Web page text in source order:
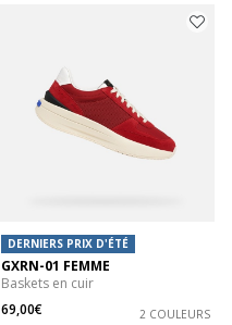
DERNIERS PRIX D'ÉTÉ
GXRN-01 FEMME
Baskets en cuir
69,00€
2 COULEURS